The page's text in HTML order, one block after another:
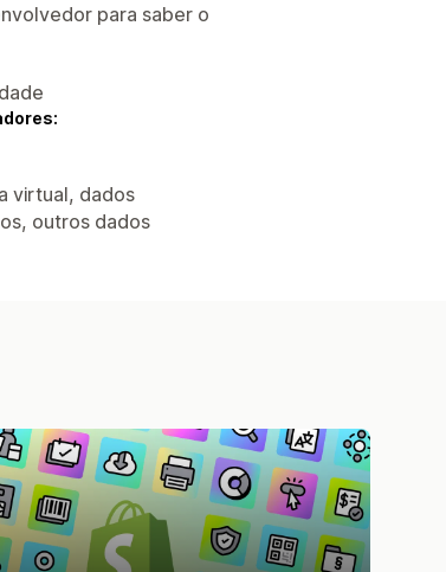
para saber o
virtual, dados
outros dados